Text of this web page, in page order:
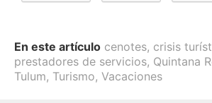
En este artículo cenotes, crisis
prestadores de servicios, Quintana
Tulum, Turismo, Vacaciones